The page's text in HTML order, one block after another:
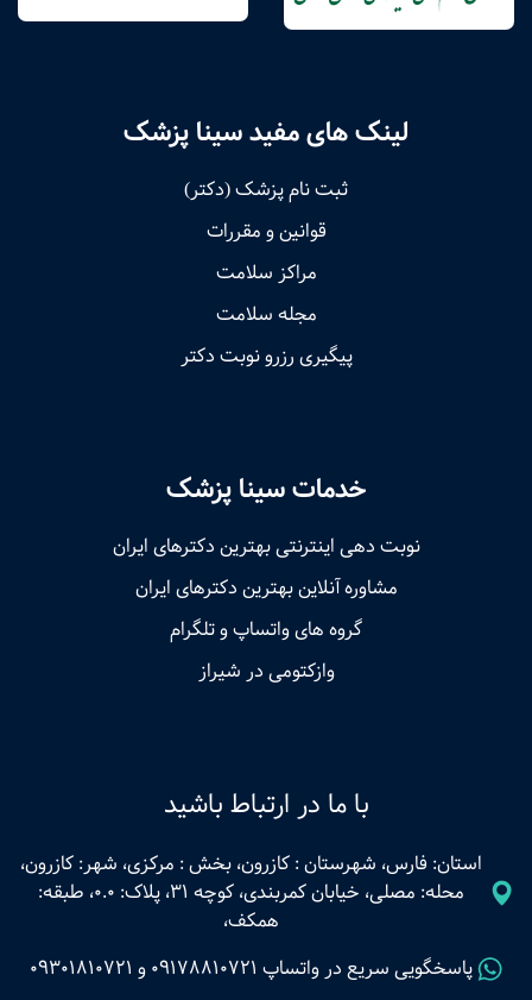
لینک های مفید سینا پزشک
ثبت نام پزشک (دکتر)
قوانین و مقررات
مراکز سلامت
مجله سلامت
پیگیری رزرو نوبت دکتر
خدمات سینا پزشک
نوبت‌ دهی اینترنتی بهترین دکترهای ایران
مشاوره آنلاین بهترین دکترهای ایران
گروه های واتساپ و تلگرام
وازکتومی در شیراز
با ما در ارتباط باشید
استان: فارس، شهرستان : کازرون، بخش : مرکزی، شهر: کازرون،
محله: مصلی، خیابان کمربندی، کوچه 31، پلاک: 0.0، طبقه:
همکف،
پاسخگویی سریع در واتساپ 09178810721 و 09301810721